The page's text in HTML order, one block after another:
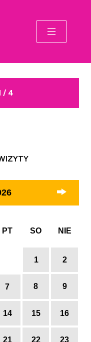
/ 4
PT SO NIE
1 2
7 8 9
14 15 16
21 22 23